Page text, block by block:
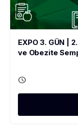
EXPO 3. GÜN |
ve Obezite
schedule